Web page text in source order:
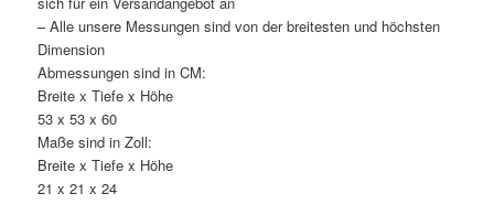
– Alle unsere Messungen sind von der breitesten und höchsten
Dimension
Abmessungen sind in CM:
Breite x Tiefe x Höhe
53 x 53 x 60
Maße sind in Zoll:
Breite x Tiefe x Höhe
21 x 21 x 24